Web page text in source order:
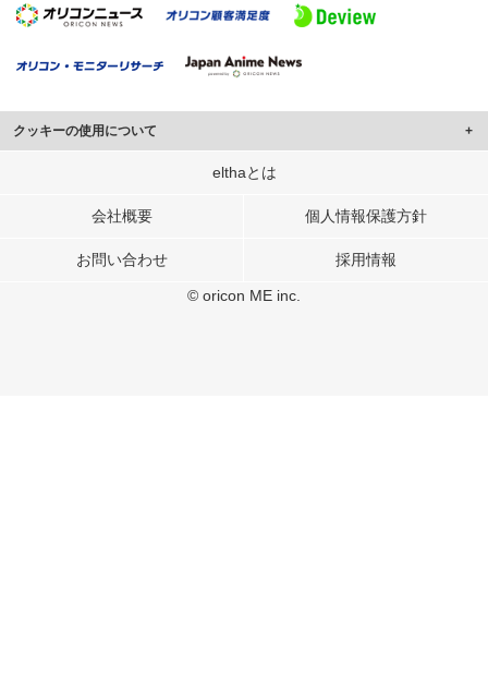
クッキーの使用について
このサイトでは Cookie を使用して、ユーザーに合わせたコンテンツや広告の
行っています。
メディアや広告配信、データ解析の各パートナーに提供しています。
elthaとは
会社概要 個人情報保護方針
お問い合わせ 採用情報
© oricon ME inc.